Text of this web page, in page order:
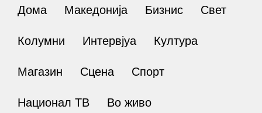
Дома Македонија Бизнис Свет
Колумни Интервјуа Култура
Магазин Сцена Спорт
Национал ТВ Во живо